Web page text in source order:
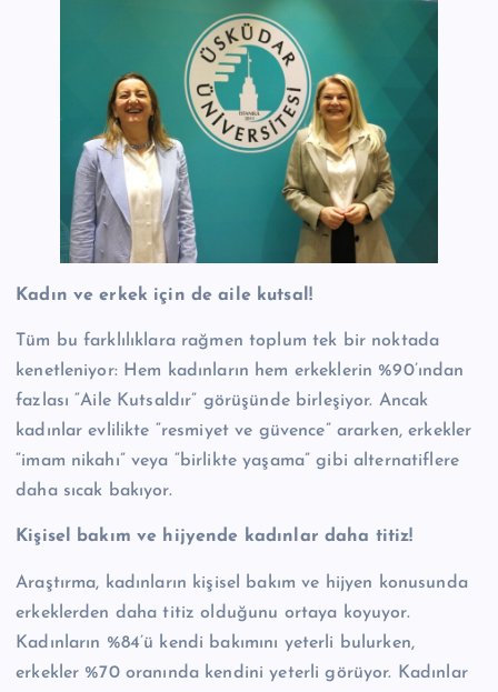
Kadın ve erkek için de aile kutsal!
Tüm bu farklılıklara rağmen toplum tek bir noktada
kenetleniyor: Hem kadınların hem erkeklerin %90’ından
fazlası “Aile Kutsaldır” görüşünde birleşiyor. Ancak
kadınlar evlilikte “resmiyet ve güvence” ararken, erkekler
“imam nikahı” veya “birlikte yaşama” gibi alternatiflere
daha sıcak bakıyor.
Kişisel bakım ve hijyende kadınlar daha titiz!
Araştırma, kadınların kişisel bakım ve hijyen konusunda
erkeklerden daha titiz olduğunu ortaya koyuyor.
Kadınların %84’ü kendi bakımını yeterli bulurken,
erkekler %70 oranında kendini yeterli görüyor. Kadınlar